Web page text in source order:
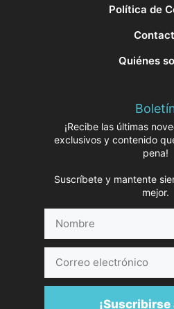
Política de
Quiénes
¡Recibe las últimas
exclusivos y contenido
pena!
Suscríbete y mantente
mejor.
electrónico
¡Suscribirse